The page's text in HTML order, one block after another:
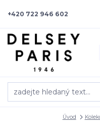
+420 722 946 602
Úvod